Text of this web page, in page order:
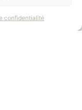
confidentialité